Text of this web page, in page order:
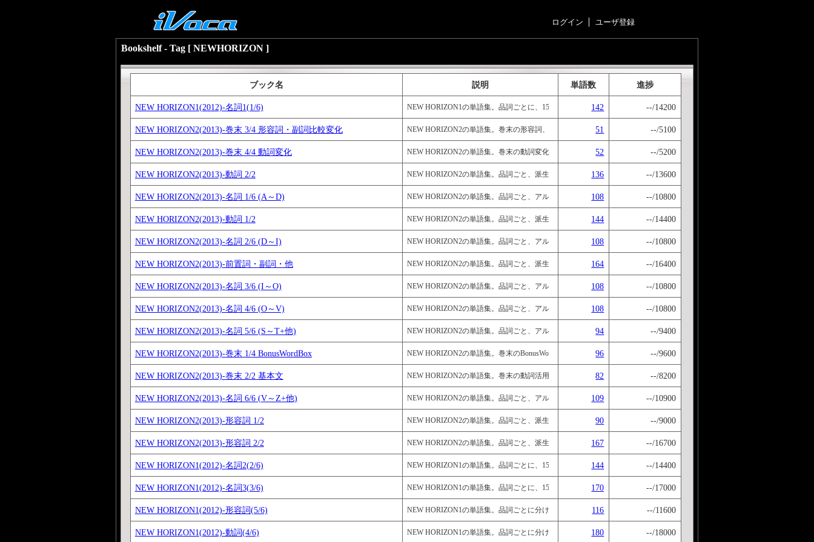
ログイン ユーザ登録
Bookshelf - Tag [ NEWHORIZON ]
ブック名 説明 単語数 進捗
NEW HORIZON1(2012)-名詞1(1/6) NEW HORIZON1の単語集。品詞ごとに、150語前後で分けました。全6bookです。 Next Stage→<http://ivoca.31tools.com/
142 --/14200
NEW HORIZON2(2013)-巻末 3/4 形容詞・副詞比較変化 NEW HORIZON2の単語集。巻末の形容詞、副詞の比較変化。 【解答の仕方】原形, 比較級, 最上級 の順で解答してください。
51 --/5100
NEW HORIZON2(2013)-巻末 4/4 動詞変化 NEW HORIZON2の単語集。巻末の動詞変化特集。 【解答の仕方】原形, 過去形, 現在分詞 の順で解答してください。 Next
52 --/5200
NEW HORIZON2(2013)-動詞 2/2 NEW HORIZON2の単語集。品詞ごと、派生語も少し入れました。 Next stage→<http://ivoca.31tools.com/book?id=12094>
136 --/13600
NEW HORIZON2(2013)-名詞 1/6 (A～D) NEW HORIZON2の単語集。品詞ごと、アルファベット順に、100語前後で分けました。 Next stage→<http://ivoca.31tools.com/
108 --/10800
NEW HORIZON2(2013)-動詞 1/2 NEW HORIZON2の単語集。品詞ごと、派生語も少し入れました。 Next stage→<http://ivoca.31tools.com/book?id=12093>
144 --/14400
NEW HORIZON2(2013)-名詞 2/6 (D～I) NEW HORIZON2の単語集。品詞ごと、アルファベット順に、100語前後で分けました。 Next stage→<http://ivoca.31tools.com/
108 --/10800
NEW HORIZON2(2013)-前置詞・副詞・他 NEW HORIZON2の単語集。品詞ごと、派生語も少し入れました。 Next stage→<http://ivoca.31tools.com/book?id=12097>
164 --/16400
NEW HORIZON2(2013)-名詞 3/6 (I～O) NEW HORIZON2の単語集。品詞ごと、アルファベット順に、100語前後で分けました。 Next stage→<http://ivoca.31tools.com/
108 --/10800
NEW HORIZON2(2013)-名詞 4/6 (O～V) NEW HORIZON2の単語集。品詞ごと、アルファベット順に、100語前後で分けました。 Next stage→<http://ivoca.31tools.com/
108 --/10800
NEW HORIZON2(2013)-名詞 5/6 (S～T+他) NEW HORIZON2の単語集。品詞ごと、アルファベット順に、100語前後で分けました。 Next stage→<http://ivoca.31tools.com/
94 --/9400
NEW HORIZON2(2013)-巻末 1/4 BonusWordBox NEW HORIZON2の単語集。巻末のBonusWordBox。 Next stage→<http://ivoca.31tools.com/book?id=12098> Previous
96 --/9600
NEW HORIZON2(2013)-巻末 2/2 基本文 NEW HORIZON2の単語集。巻末の動詞活用基本文等。 Next stage→<http://ivoca.31tools.com/book?id=12099> Previous
82 --/8200
NEW HORIZON2(2013)-名詞 6/6 (V～Z+他) NEW HORIZON2の単語集。品詞ごと、アルファベット順に、100語前後で分けました。 Next stage→<http://ivoca.31tools.com/
109 --/10900
NEW HORIZON2(2013)-形容詞 1/2 NEW HORIZON2の単語集。品詞ごと、派生語も少し入れました。 Next stage→<http://ivoca.31tools.com/book?id=11639>
90 --/9000
NEW HORIZON2(2013)-形容詞 2/2 NEW HORIZON2の単語集。品詞ごと、派生語も少し入れました。 Next stage→<http://ivoca.31tools.com/book?id=12092>
167 --/16700
NEW HORIZON1(2012)-名詞2(2/6) NEW HORIZON1の単語集。品詞ごとに、150語前後で分けました。全6bookです。 Next Stage→<http://ivoca.31tools.com/
144 --/14400
NEW HORIZON1(2012)-名詞3(3/6) NEW HORIZON1の単語集。品詞ごとに、150語前後で分けました。全6bookです。 Next Stage→<http://ivoca.31tools.com/
170 --/17000
NEW HORIZON1(2012)-形容詞(5/6) NEW HORIZON1の単語集。品詞ごとに分けました。派生語も少し追加しました。全6bookです。 Next Stage→<http://
116 --/11600
NEW HORIZON1(2012)-動詞(4/6) NEW HORIZON1の単語集。品詞ごとに分けました。派生語も少し追加しました。全6bookです。 Next Stage→<http://
180 --/18000